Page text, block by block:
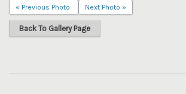
« Previous Photo Next Photo »
Back To Gallery Page